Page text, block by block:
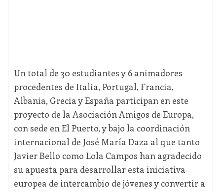
Un total de 30 estudiantes y 6 animadores
procedentes de Italia, Portugal, Francia,
Albania, Grecia y España participan en este
proyecto de la Asociación Amigos de Europa,
con sede en El Puerto, y bajo la coordinación
internacional de José María Daza al que tanto
Javier Bello como Lola Campos han agradecido
su apuesta para desarrollar esta iniciativa
europea de intercambio de jóvenes y convertir a